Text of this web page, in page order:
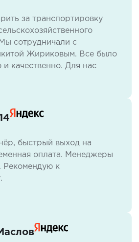
Кириллу Короткову.
за транспортировку
сотрудничали с
Жириковым. Все было
и качественно. Для нас
стало наличие
быстрый выход на
оплата. Менеджеры
Рекомендую к